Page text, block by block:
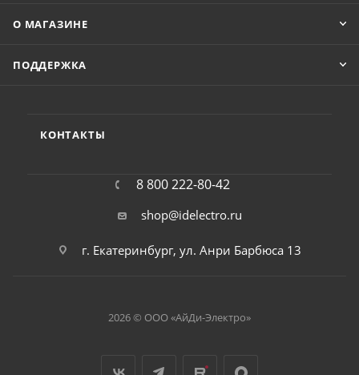
О МАГАЗИНЕ
ПОДДЕРЖКА
КОНТАКТЫ
8 800 222-80-42
shop@idelectro.ru
г. Екатеринбург, ул. Анри Барбюса 13
2026 © ООО «АйДи-Электро»